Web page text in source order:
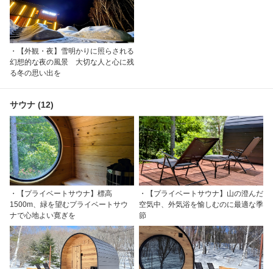
・【外観・夜】雪明かりに照らされる
幻想的な夜の風景 大切な人と心に残
る冬の思い出を
サウナ (12)
・【プライベートサウナ】標高
1500m、緑を望むプライベートサウ
ナで心地よい寛ぎを
・【プライベートサウナ】山の澄んだ
空気中、外気浴を愉しむのに最適な季
節